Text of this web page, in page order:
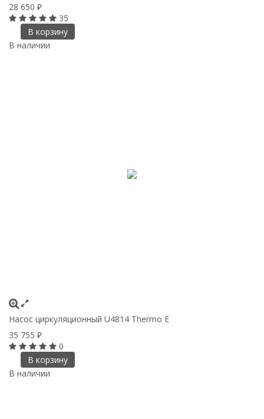
28 650 ₽
35
В корзину
В наличии
Насос циркуляционный U4814 Thermo E
35 755 ₽
0
В корзину
В наличии